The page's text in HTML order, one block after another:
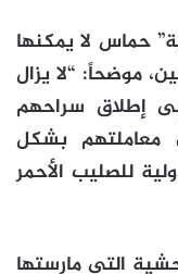
حماس لا يمكنها
موضحاً: “لا يزال
إلى إطلاق سراحهم
معاملتهم بشكل
للصليب الأحمر
التي مارستها